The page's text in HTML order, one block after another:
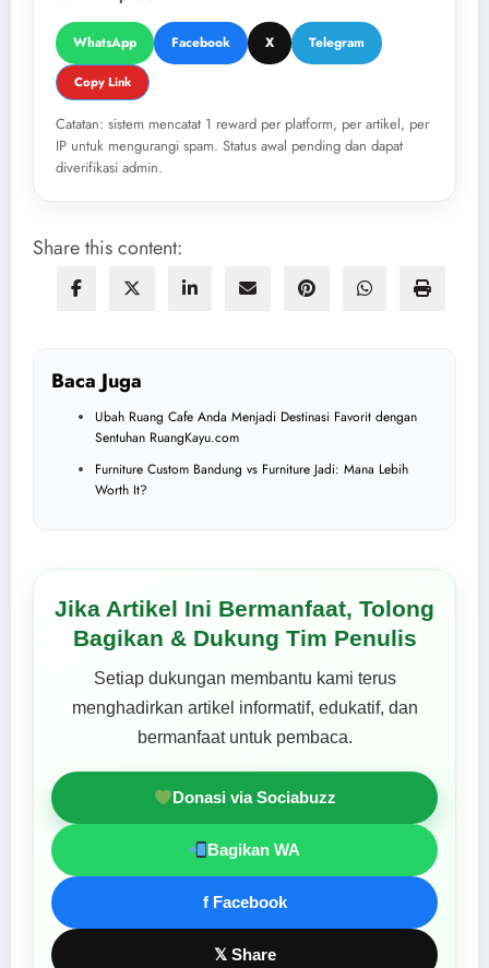
WhatsApp Facebook X Telegram
Copy Link
Catatan: sistem mencatat 1 reward per platform, per artikel, per
IP untuk mengurangi spam. Status awal pending dan dapat
diverifikasi admin.
Share this content:
Baca Juga
Ubah Ruang Cafe Anda Menjadi Destinasi Favorit dengan
Sentuhan RuangKayu.com
Furniture Custom Bandung vs Furniture Jadi: Mana Lebih
Worth It?
Jika Artikel Ini Bermanfaat, Tolong
Bagikan & Dukung Tim Penulis
Setiap dukungan membantu kami terus
menghadirkan artikel informatif, edukatif, dan
bermanfaat untuk pembaca.
Donasi via Sociabuzz
Bagikan WA
f Facebook
𝕏 Share